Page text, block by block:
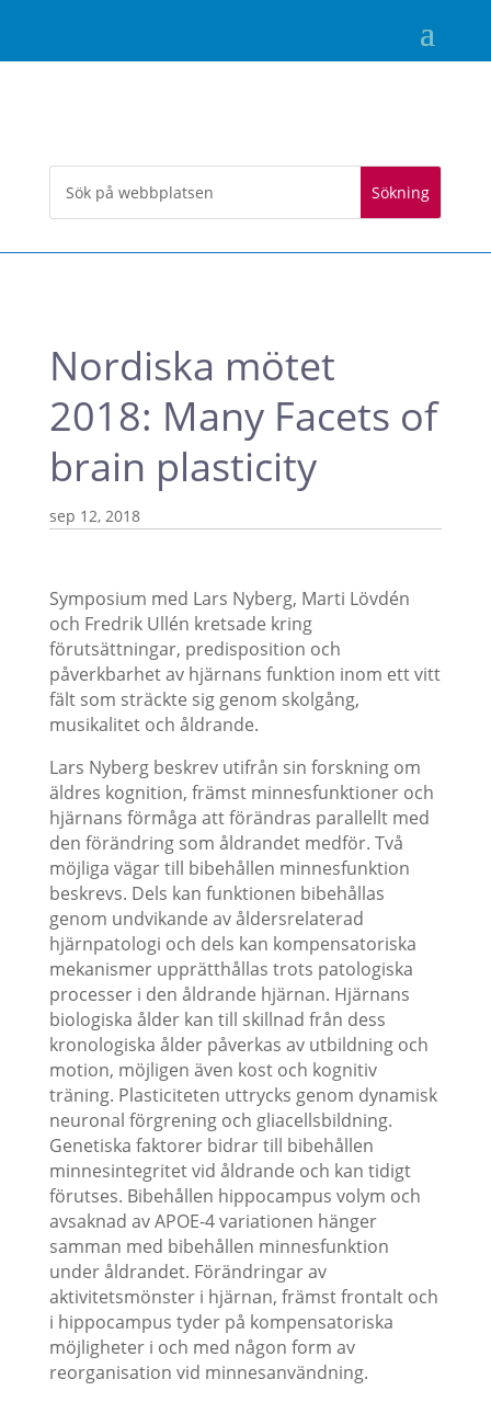
Nordiska mötet
2018: Many Facets of
brain plasticity
sep 12, 2018
Symposium med Lars Nyberg, Marti Lövdén
och Fredrik Ullén kretsade kring
förutsättningar, predisposition och
påverkbarhet av hjärnans funktion inom ett vitt
fält som sträckte sig genom skolgång,
musikalitet och åldrande.
Lars Nyberg beskrev utifrån sin forskning om
äldres kognition, främst minnesfunktioner och
hjärnans förmåga att förändras parallellt med
den förändring som åldrandet medför. Två
möjliga vägar till bibehållen minnesfunktion
beskrevs. Dels kan funktionen bibehållas
genom undvikande av åldersrelaterad
hjärnpatologi och dels kan kompensatoriska
mekanismer upprätthållas trots patologiska
processer i den åldrande hjärnan. Hjärnans
biologiska ålder kan till skillnad från dess
kronologiska ålder påverkas av utbildning och
motion, möjligen även kost och kognitiv
träning. Plasticiteten uttrycks genom dynamisk
neuronal förgrening och gliacellsbildning.
Genetiska faktorer bidrar till bibehållen
minnesintegritet vid åldrande och kan tidigt
förutses. Bibehållen hippocampus volym och
avsaknad av APOE-4 variationen hänger
samman med bibehållen minnesfunktion
under åldrandet. Förändringar av
aktivitetsmönster i hjärnan, främst frontalt och
i hippocampus tyder på kompensatoriska
möjligheter i och med någon form av
reorganisation vid minnesanvändning.